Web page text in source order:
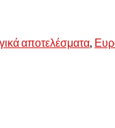
αποτελέσματα,